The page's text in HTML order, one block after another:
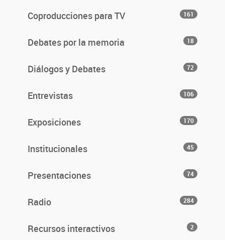
Coproducciones para TV 161
Debates por la memoria 18
Diálogos y Debates 72
Entrevistas 106
Exposiciones 170
Institucionales 45
Presentaciones 74
Radio 284
Recursos interactivos 2